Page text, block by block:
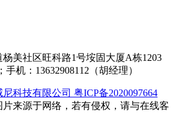
美社区旺科路1号垵固大厦A栋1203
手机：13632908112（胡经理）
科技有限公司 粤ICP备2020097664
片来源于网络，若有侵权，请与在线客